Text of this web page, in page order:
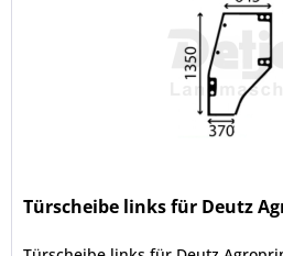
Türscheibe links für Deutz